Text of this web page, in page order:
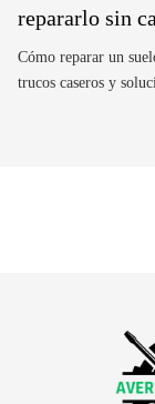
repararlo sin
Cómo reparar un
trucos caseros y